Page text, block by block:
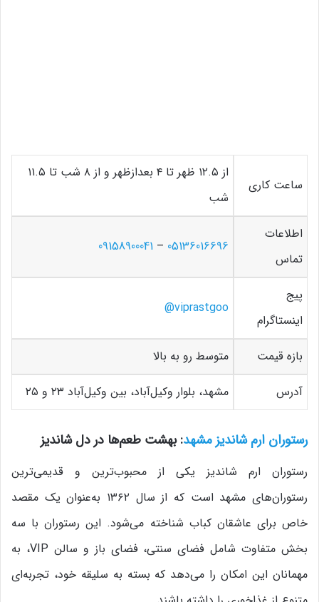
ساعت کاری
از ۱۲.۵ ظهر تا ۴ بعدازظهر و از ۸ شب تا ۱۱.۵
شب
اطلاعات
تماس
05136016696
–
09158900041
پیج
اینستاگرام
viprastgoo@
بازه قیمت
متوسط رو به بالا
آدرس
مشهد، بلوار وکیل‌آباد، بین وکیل‌آباد ۲۳ و ۲۵
رستوران ارم شاندیز مشهد: بهشت طعم‌ها در دل شاندیز
رستوران ارم شاندیز یکی از محبوب‌ترین و قدیمی‌ترین
رستوران‌های مشهد است که از سال ۱۳۶۲ به‌عنوان یک مقصد
خاص برای عاشقان کباب شناخته می‌شود. این رستوران با سه
بخش متفاوت شامل فضای سنتی، فضای باز و سالن VIP، به
مهمانان این امکان را می‌دهد که بسته به سلیقه خود، تجربه‌ای